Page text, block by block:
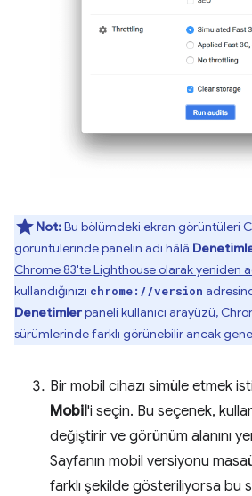
Not:Bu bölümdeki ekran görüntüleri
görüntülerinde panelin adı hâlâ
Chrome 83'te Lighthouse olarak yeniden
kullandığınızı chrome://version
Denetimlerpaneli kullanıcı arayüzü,
sürümlerinde farklı görünebilir ancak genel
Bir mobil cihazı simüle etmek
Mobil'i seçin. Bu seçenek,
değiştirir ve görünüm alanını
Sayfanın mobil versiyonu
farklı şekilde gösteriliyorsa bu